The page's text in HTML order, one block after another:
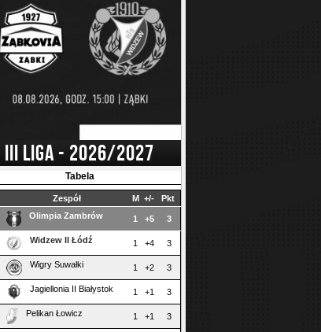
III LIGA - 2026/2027
Tabela
Zespół M +/- Pkt
Olimpia Zambrów 1 +5 3
Widzew II Łódź 1 +4 3
Wigry Suwałki 1 +2 3
Jagiellonia II Białystok 1 +1 3
Pelikan Łowicz 1 +1 3